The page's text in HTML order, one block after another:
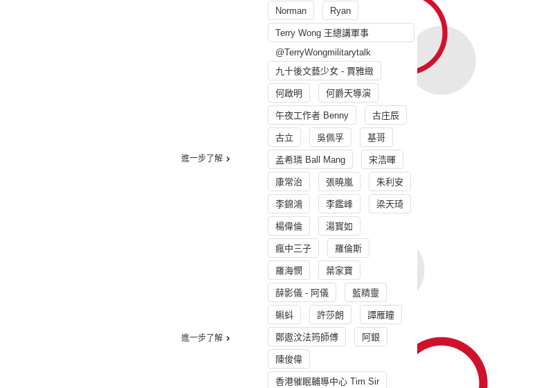
進一步了解
進一步了解
Norman Ryan
Terry Wong 王總講軍事
@TerryWongmilitarytalk
九十後文藝少女 - 賈雅緻
何啟明 何爵天導演
午夜工作者 Benny 古庄辰
古立 吳佩孚 基哥
孟希璘 Ball Mang 宋浩暉
康常治 張曉嵐 朱利安
李錦鴻 李鑑峰 梁天琦
楊偉倫 湯寳如
瘋中三子 羅倫斯
羅海憫 葉家寶
薛影儀 - 阿儀 藍精靈
蝌蚪 許莎朗 譚雁瞳
鄭遨汶法筠師傅 阿銀
陳俊偉
香港催眠輔導中心 Tim Sir